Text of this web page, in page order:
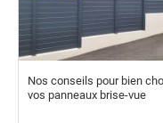
Nos conseils pour bien
vos panneaux brise-vue